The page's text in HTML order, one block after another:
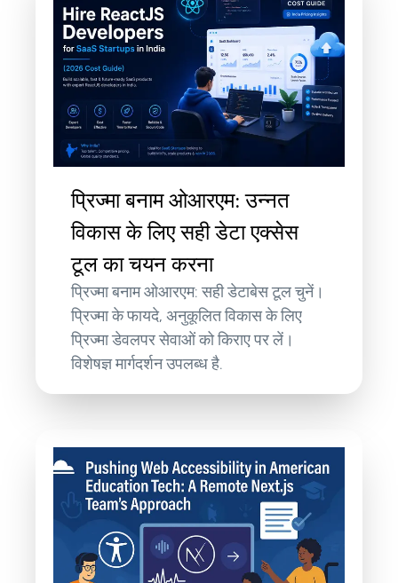
प्रिज्मा बनाम ओआरएम: उन्नत
विकास के लिए सही डेटा एक्सेस
टूल का चयन करना
प्रिज्मा बनाम ओआरएम: सही डेटाबेस टूल चुनें।
प्रिज्मा के फायदे, अनुकूलित विकास के लिए
प्रिज्मा डेवलपर सेवाओं को किराए पर लें।
विशेषज्ञ मार्गदर्शन उपलब्ध है.